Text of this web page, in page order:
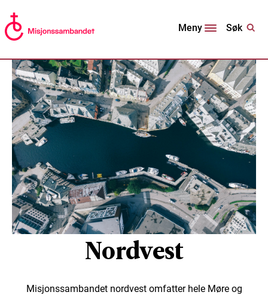
Meny Søk
Nordvest
Misjonssambandet nordvest omfatter hele Møre og